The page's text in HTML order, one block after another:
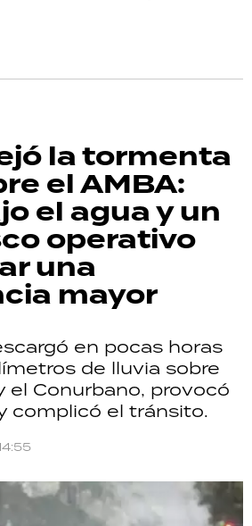
la tormenta
el AMBA:
el agua y un
operativo
una
mayor
en pocas horas
de lluvia sobre
el Conurbano, provocó
complicó el tránsito.